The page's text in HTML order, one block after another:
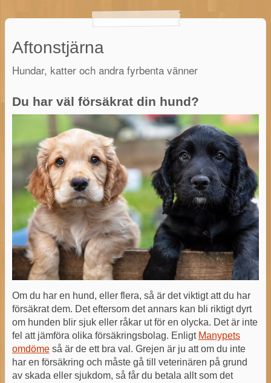
Aftonstjärna
Hundar, katter och andra fyrbenta vänner
Du har väl försäkrat din hund?
Om du har en hund, eller flera, så är det viktigt att du har
försäkrat dem. Det eftersom det annars kan bli riktigt dyrt
om hunden blir sjuk eller råkar ut för en olycka. Det är inte
fel att jämföra olika försäkringsbolag. Enligt Manypets
omdömeså är de ett bra val. Grejen är ju att om du inte
har en försäkring och måste gå till veterinären på grund
av skada eller sjukdom, så får du betala allt som det